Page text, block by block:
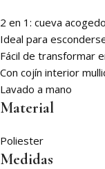
2 en 1: cueva
Ideal para
Fácil de transformar
Con cojín interior
Lavado a mano
Material
Poliester
Medidas